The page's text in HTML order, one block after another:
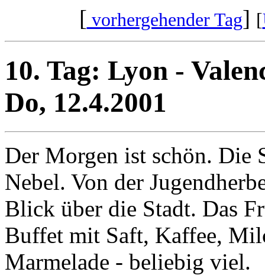
[ vorhergehender Tag] [
10. Tag: Lyon -
Do, 12.4.2001
Der Morgen ist schön. Die
Nebel. Von der
Blick über die Stadt. Das
Buffet mit Saft, Kaffee,
Marmelade - beliebig viel.